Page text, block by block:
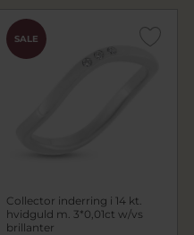
SALE
Collector inderring i 14 kt.
hvidguld m. 3*0,01ct w/vs
brillanter